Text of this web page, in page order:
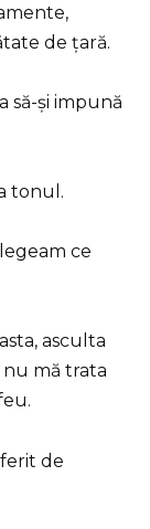
de țară.
să-și impună
tonul.
ce
asculta
mă trata
de